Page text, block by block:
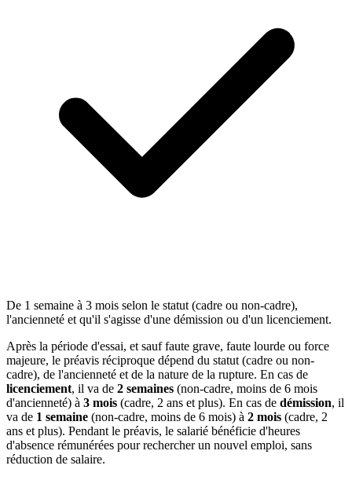
De 1 semaine à 3 mois selon le statut (cadre ou non-cadre),
l'ancienneté et qu'il s'agisse d'une démission ou d'un licenciement.
Après la période d'essai, et sauf faute grave, faute lourde ou force
majeure, le préavis réciproque dépend du statut (cadre ou non-
cadre), de l'ancienneté et de la nature de la rupture. En cas de
licenciement, il va de 2 semaines (non-cadre, moins de 6 mois
d'ancienneté) à 3 mois (cadre, 2 ans et plus). En cas de démission, il
va de 1 semaine (non-cadre, moins de 6 mois) à 2 mois (cadre, 2
ans et plus). Pendant le préavis, le salarié bénéficie d'heures
d'absence rémunérées pour rechercher un nouvel emploi, sans
réduction de salaire.